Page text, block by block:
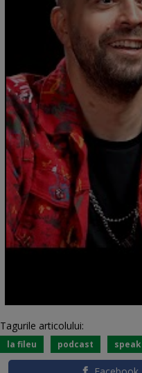
Tagurile articolului:
la fileu podcast speak